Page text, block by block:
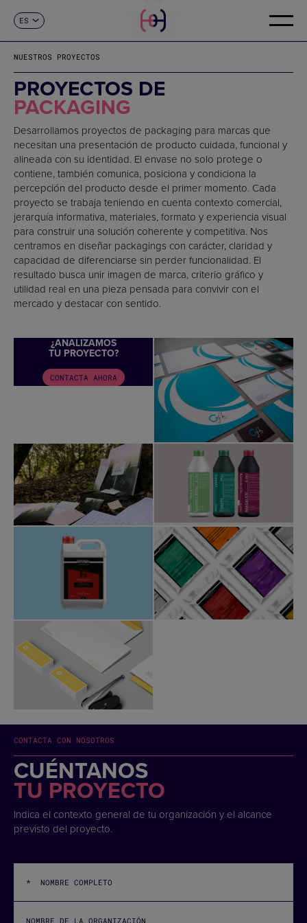
ES
FR
DE
IT
PT
CONTACTO
NUESTROS PROYECTOS
PROYECTOS DE
PACKAGING
Desarrollamos proyectos de packaging para marcas que
necesitan una presentación de producto cuidada, funcional y
alineada con su identidad. El envase no solo protege o
contiene, también comunica, posiciona y condiciona la
percepción del producto desde el primer momento. Cada
proyecto se trabaja teniendo en cuenta contexto comercial,
jerarquía informativa, materiales, formato y experiencia visual
para construir una solución coherente y competitiva. Nos
centramos en diseñar packagings con carácter, claridad y
capacidad de diferenciarse sin perder funcionalidad. El
resultado busca unir imagen de marca, criterio gráfico y
utilidad real en una pieza pensada para convivir con el
mercado y destacar con sentido.
¿ANALIZAMOS
TU PROYECTO?
CONTACTA AHORA
CONTACTA CON NOSOTROS
CUÉNTANOS
TU PROYECTO
Indica el contexto general de tu organización y el alcance
previsto del proyecto.